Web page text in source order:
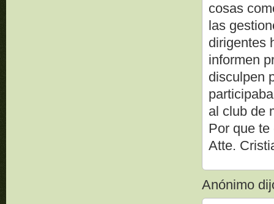
cosas
las
dirigentes
informen
disculpen
al club de
Por que
Atte.
Anónimo